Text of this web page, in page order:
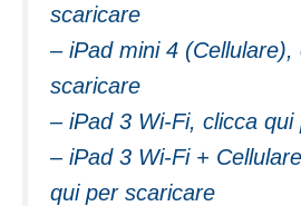
scaricare
– iPad mini 4 (Cellulare),
scaricare
– iPad 3 Wi-Fi, clicca
– iPad 3 Wi-Fi +
qui per scaricare